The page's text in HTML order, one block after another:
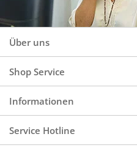
Über uns
Shop Service
Informationen
Service Hotline